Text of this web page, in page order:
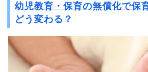
幼児教育・保育の無償化で保
どう変わる？